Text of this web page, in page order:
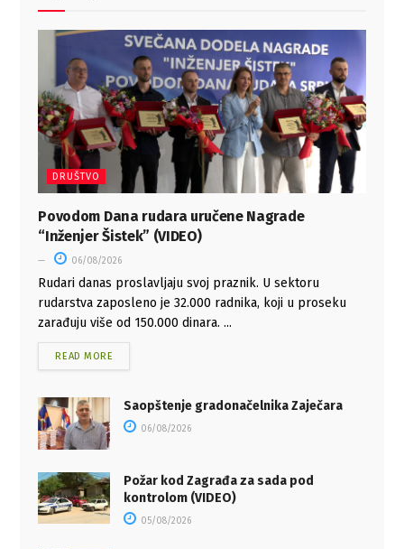
DRUŠTVO
Povodom Dana rudara uručene Nagrade
“Inženjer Šistek” (VIDEO)
06/08/2026
Rudari danas proslavljaju svoj praznik. U sektoru
rudarstva zaposleno je 32.000 radnika, koji u proseku
zarađuju više od 150.000 dinara. ...
READ MORE
Saopštenje gradonačelnika Zaječara
06/08/2026
Požar kod Zagrađa za sada pod
kontrolom (VIDEO)
05/08/2026